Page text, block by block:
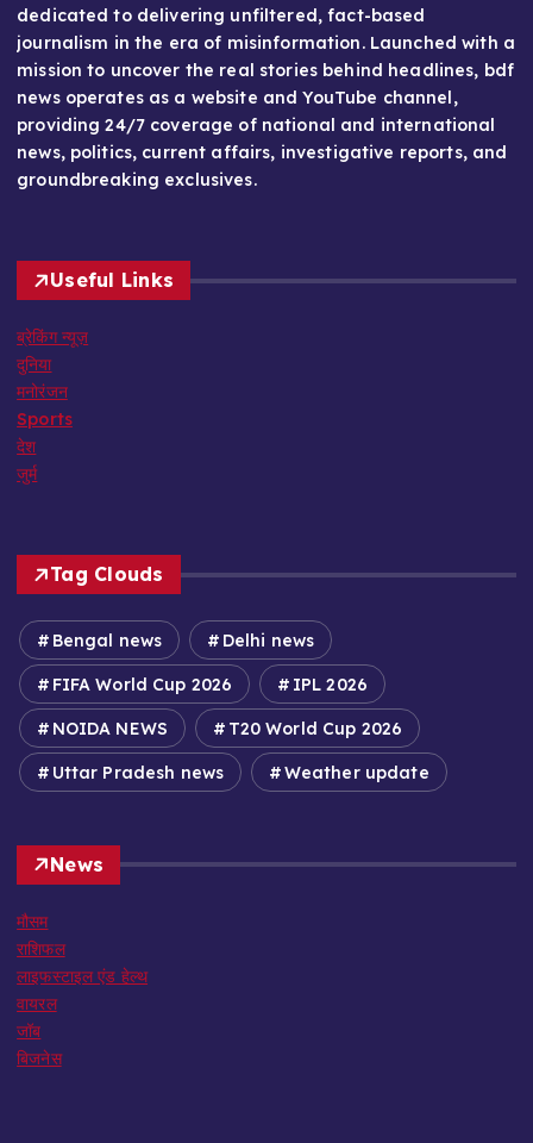
dedicated to delivering unfiltered, fact-based
journalism in the era of misinformation. Launched with a
mission to uncover the real stories behind headlines, bdf
news operates as a website and YouTube channel,
providing 24/7 coverage of national and international
news, politics, current affairs, investigative reports, and
groundbreaking exclusives.
Useful Links
ब्रेकिंग न्यूज़
दुनिया
मनोरंजन
Sports
देश
जुर्म
Tag Clouds
Bengal news Delhi news
FIFA World Cup 2026 IPL 2026
NOIDA NEWS T20 World Cup 2026
Uttar Pradesh news Weather update
News
मौसम
राशिफल
लाइफस्टाइल एंड हेल्थ
वायरल
जॉब
बिजनेस